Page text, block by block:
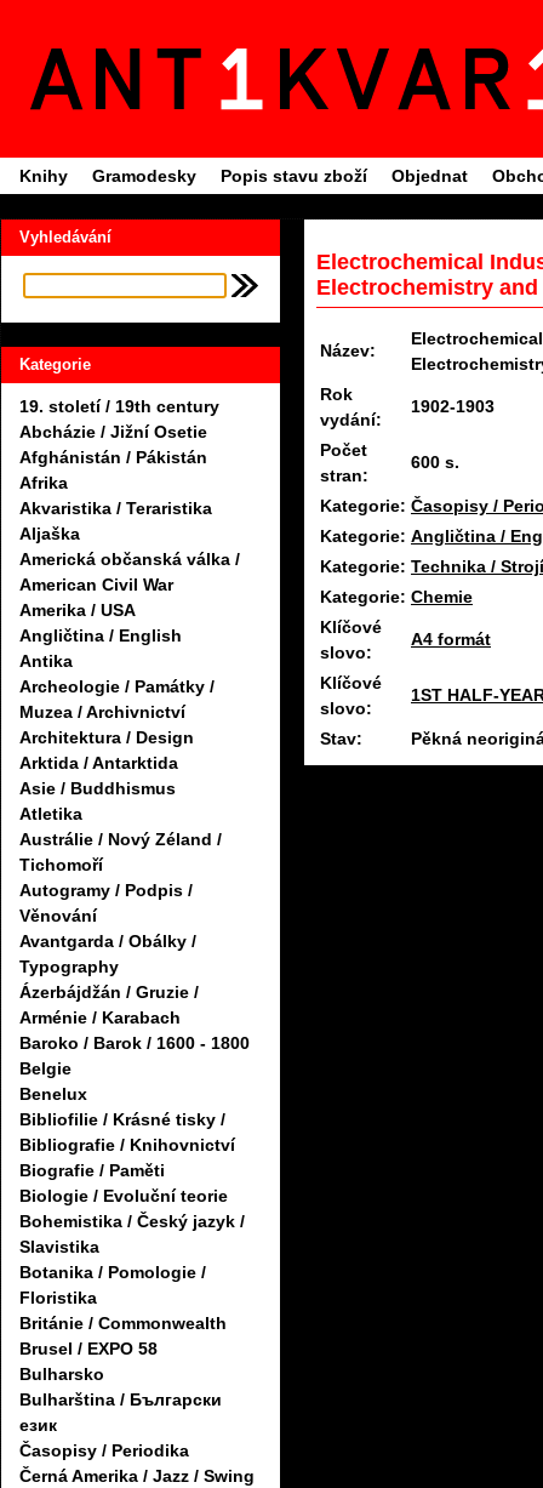
Knihy Gramodesky Popis stavu zboží Objednat
Vyhledávání
Kategorie
19. století / 19th century
Abcházie / Jižní Osetie
Afghánistán / Pákistán
Afrika
Akvaristika / Teraristika
Aljaška
Americká občanská válka /
American Civil War
Amerika / USA
Angličtina / English
Antika
Archeologie / Památky /
Muzea / Archivnictví
Architektura / Design
Arktida / Antarktida
Asie / Buddhismus
Atletika
Austrálie / Nový Zéland /
Tichomoří
Autogramy / Podpis /
Věnování
Avantgarda / Obálky /
Typography
Ázerbájdžán / Gruzie /
Arménie / Karabach
Baroko / Barok / 1600 - 1800
Belgie
Benelux
Bibliofilie / Krásné tisky /
Bibliografie / Knihovnictví
Biografie / Paměti
Biologie / Evoluční teorie
Bohemistika / Český jazyk /
Slavistika
Botanika / Pomologie /
Floristika
Británie / Commonwealth
Brusel / EXPO 58
Bulharsko
Bulharština / Български
език
Časopisy / Periodika
Černá Amerika / Jazz / Swing
Electrochemical
Electrochemistry
Název:
Rok
vydání:
1902-1903
Počet
stran:
600 s.
Kategorie: Časopisy /
Kategorie: Angličtina /
Kategorie: Technika /
Kategorie: Chemie
Klíčové
slovo:
A4 formát
Klíčové
slovo:
1ST HALF-
Stav: Pěkná